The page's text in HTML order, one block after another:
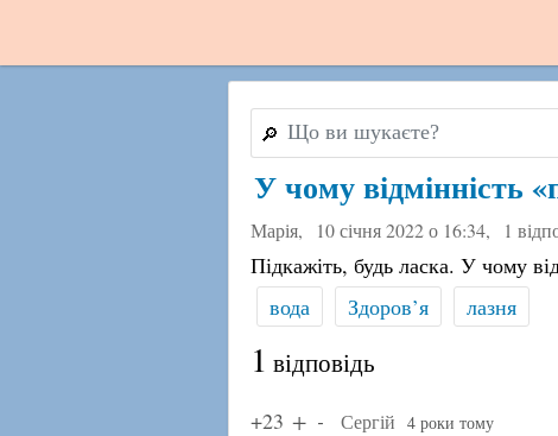
🔎
У чому відмінність
Марія, 10 січня 2022 о 16:34, 1
Підкажіть, будь ласка. У чому
вода
Здоров’я лазня
1 відповідь
+23 Сергій 4 роки тому